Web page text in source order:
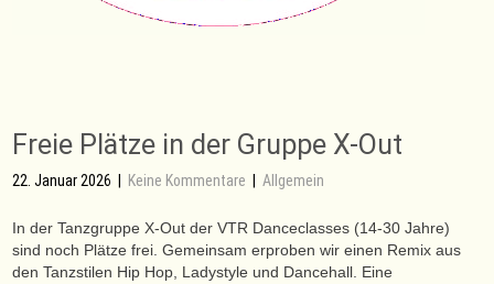
Freie Plätze in der Gruppe X-Out
22. Januar 2026 Keine Kommentare |Allgemein
In der Tanzgruppe X-Out der VTR Danceclasses (14-30 Jahre)
sind noch Plätze frei. Gemeinsam erproben wir einen Remix aus
den Tanzstilen Hip Hop, Ladystyle und Dancehall. Eine